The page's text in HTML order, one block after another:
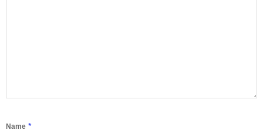
Name *